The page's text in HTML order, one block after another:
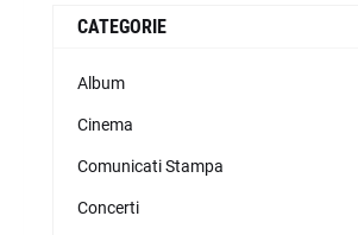
CATEGORIE
Album
Cinema
Comunicati Stampa
Concerti